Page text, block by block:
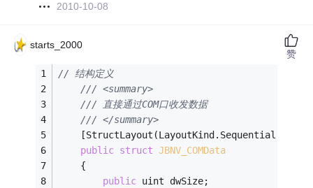
2010-10-08
starts_2000
// 结构定义
/// <summary>
/// 直接通过COM口收发数据
/// </summary>
[StructLayout(LayoutKind.Sequential,
public struct JBNV_COMData
    {
public uint dwSize;
赞